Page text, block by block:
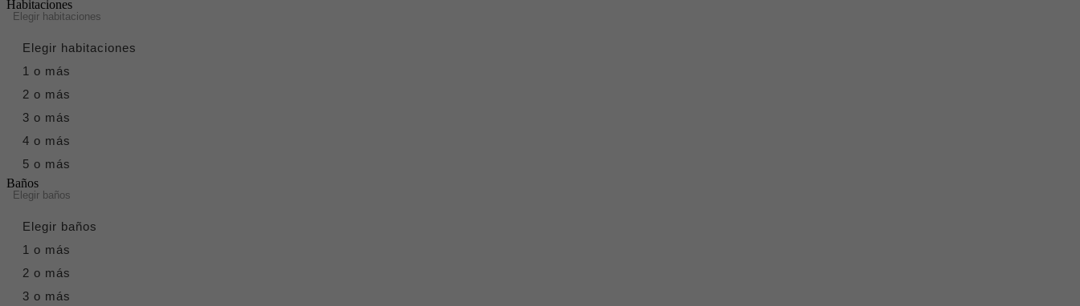
Habitaciones
Elegir habitaciones
Elegir habitaciones
1 o más
2 o más
3 o más
4 o más
5 o más
Baños
Elegir baños
Elegir baños
1 o más
2 o más
3 o más